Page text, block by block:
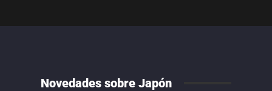
Novedades sobre Japón